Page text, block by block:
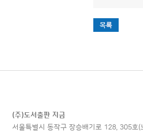
(주)도서출판 지금
서울특별시 동작구 장승배기로 128, 305